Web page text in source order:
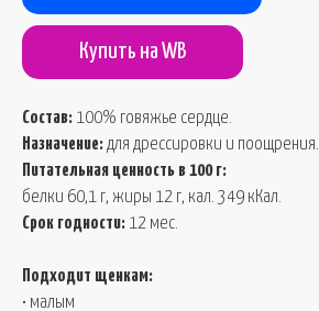
Купить на WB
Состав: 100% говяжье сердце.
Назначение:для дрессировки и поощрения.
Питательная ценность в 100 г:
белки 60,1 г, жиры 12 г, кал. 349 кКал.
Срок годности: 12 мес.
Подходит щенкам:
• малым